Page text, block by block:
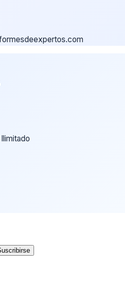
de compra